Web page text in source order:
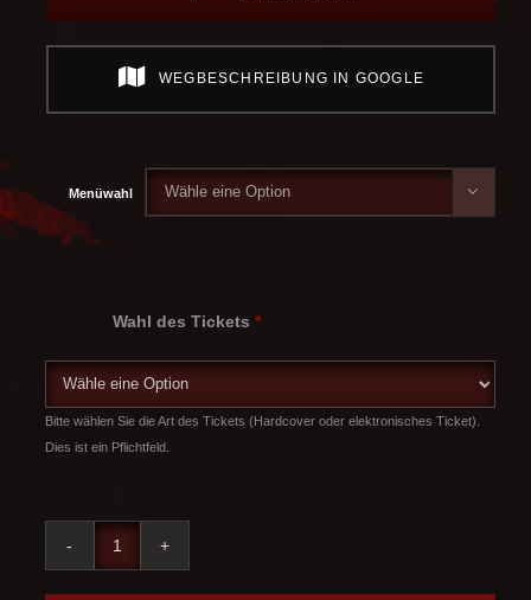
WEGBESCHREIBUNG IN GOOGLE
Menüwahl 
Wahl des Tickets *
Bitte wählen Sie die Art des Tickets (Hardcover oder elektronisches Ticket).
Dies ist ein Pflichtfeld.
Vier Mörder und ein Todesfall Menge